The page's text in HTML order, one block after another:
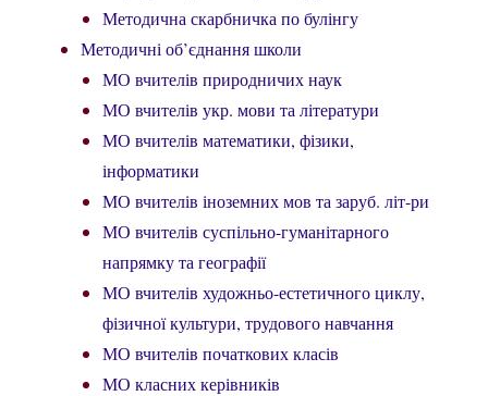
Методична скарбничка по булінгу
Методичні об’єднання школи
МО вчителів природничих наук
МО вчителів укр. мови та літератури
МО вчителів математики, фізики,
інформатики
МО вчителів іноземних мов та заруб. літ-ри
МО вчителів суспільно-гуманітарного
напрямку та географії
МО вчителів художньо-естетичного циклу,
фізичної культури, трудового навчання
МО вчителів початкових класів
МО класних керівників